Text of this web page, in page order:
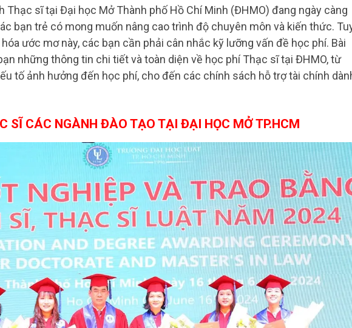
Thạc sĩ tại Đại học Mở Thành phố Hồ Chí Minh (ĐHMO) đang ngày càng
bạn trẻ có mong muốn nâng cao trình độ chuyên môn và kiến thức.
ước mơ này, các bạn cần phải cân nhắc kỹ lưỡng vấn đề học phí. Bài
những thông tin chi tiết và toàn diện về học phí Thạc sĩ tại ĐHMO, từ
tố ảnh hưởng đến học phí, cho đến các chính sách hỗ trợ tài chính
SĨ CÁC NGÀNH ĐÀO TẠO TẠI ĐẠI HỌC MỞ TP.HCM